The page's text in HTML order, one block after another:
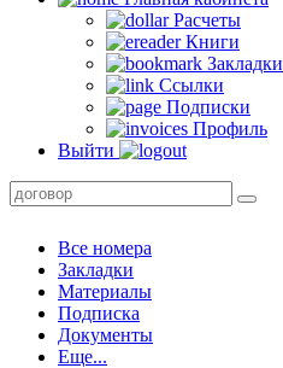
Расчеты
Книги
Закладки
Ссылки
Подписки
Профиль
Выйти
Все номера
Закладки
Материалы
Подписка
Документы
Еще...